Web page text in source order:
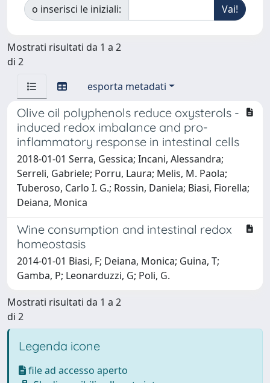
o inserisci le iniziali:
Mostrati risultati da 1 a 2
di 2
esporta metadati
Olive oil polyphenols reduce oxysterols -
induced redox imbalance and pro-
inflammatory response in intestinal cells
2018-01-01 Serra, Gessica; Incani, Alessandra;
Serreli, Gabriele; Porru, Laura; Melis, M. Paola;
Tuberoso, Carlo I. G.; Rossin, Daniela; Biasi, Fiorella;
Deiana, Monica
Wine consumption and intestinal redox
homeostasis
2014-01-01 Biasi, F; Deiana, Monica; Guina, T;
Gamba, P; Leonarduzzi, G; Poli, G.
Mostrati risultati da 1 a 2
di 2
Legenda icone
file ad accesso aperto